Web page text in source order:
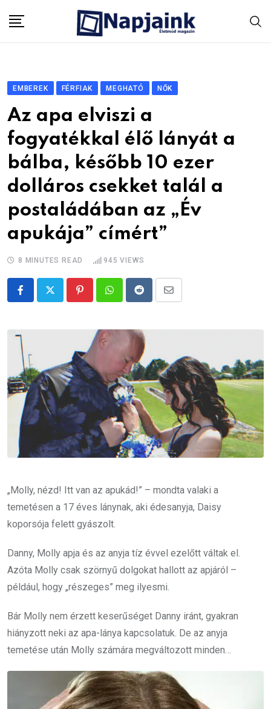
EMBEREK FÉRFIAK MEGHATÓ NŐK
Az apa elviszi a
fogyatékkal élő lányát a
bálba, később 10 ezer
dolláros csekket talál a
postaládában az „Év
apukája” címért”
8 MINUTES READ 945 VIEWS
PinterestWhatsappRedditShare
Email
„Molly, nézd! Itt van az apukád!” – mondta valaki a
temetésen a 17 éves lánynak, aki édesanyja, Daisy
koporsója felett gyászolt.
Danny, Molly apja és az anyja tíz évvel ezelőtt váltak el.
Azóta Molly csak szörnyű dolgokat hallott az apjáról –
például, hogy „részeges” meg ilyesmi.
Bár Molly nem érzett keserűséget Danny iránt, gyakran
hiányzott neki az apa-lánya kapcsolatuk. De az anyja
temetése után Molly számára megváltozott minden…